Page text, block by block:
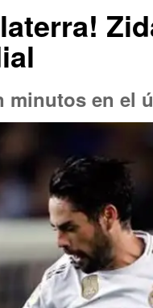
minutos en el